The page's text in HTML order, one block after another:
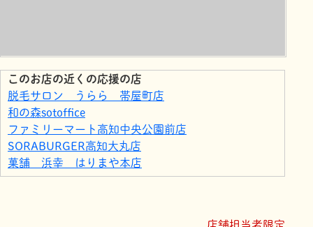
このお店の近くの応援の店
脱毛サロン うらら 帯屋町店
和の森sotoffice
ファミリーマート高知中央公園前店
SORABURGER高知大丸店
菓舗 浜幸 はりまや本店
菓舗 浜幸 大津工場直売店